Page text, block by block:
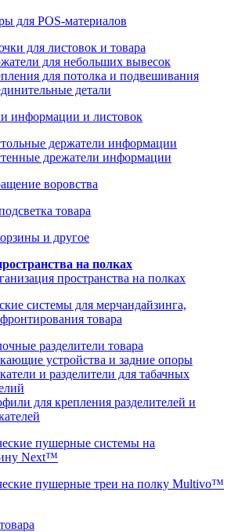
для POS-материалов
для листовок и товара
для небольших вывесок
для потолка и подвешивания
детали
информации и листовок
держатели информации
дрежатели информации
воровства
товара
и другое
на полках
пространства на полках
системы для мерчандайзинга,
товара
разделители товара
устройства и задние опоры
и разделители для табачных
для крепления разделителей и
пушерные системы на
Next™
пушерные треи на полку Multivo™